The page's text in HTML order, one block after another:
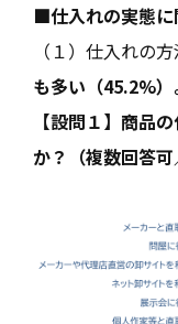
■仕入れの実態に
（１）仕入れの
も多い（45.2%）
【設問１】商品
か？（複数回答